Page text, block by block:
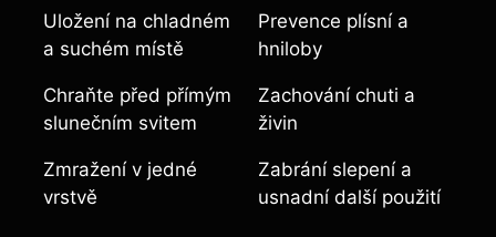
Uložení na chladném
a suchém místě
Prevence plísní a
hniloby
Chraňte před přímým
slunečním svitem
Zachování chuti a
živin
Zmražení v jedné
vrstvě
Zabrání slepení a
usnadní další použití